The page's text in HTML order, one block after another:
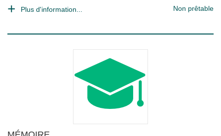
Plus d'information... Non prêtable